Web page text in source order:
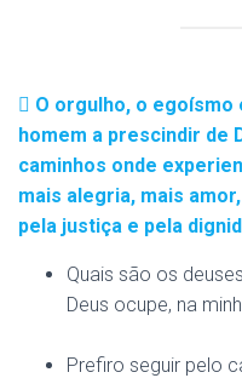
O orgulho, o egoísmo
homem a prescindir de
caminhos onde
mais alegria, mais
pela justiça e pela
Quais são os
Deus ocupe, na
Prefiro seguir pelo